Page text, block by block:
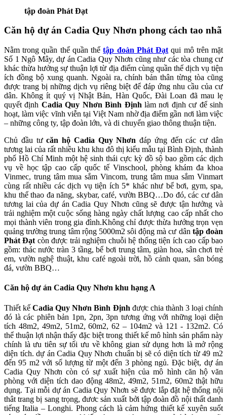
tập đoàn Phát Đạt
Căn hộ dự án Cadia Quy Nhơn phong cách tao nhã
Nằm trong quần thể quần thểtập đoàn Phát Đạt qui mô trên mặt
Số 1 Ngô Mây, dự án Cadia Quy Nhơn cũng như các tòa chung cư
khác thừa hưởng sự thuận lợi từ địa điểm cùng quần thể dịch vụ tiện
ích đồng bộ xung quanh. Ngoài ra, chính bản thân từng tòa cũng
được trang bị những dịch vụ riêng biệt để đáp ứng nhu cầu của cư
dân. Không ít quý vị Nhật Bản, Hàn Quốc, Đài Loan đã mau lẹ
quyết định Cadia Quy Nhơn Bình Định làm nơi định cư để sinh
hoạt, làm việc vĩnh viễn tại Việt Nam nhờ địa điểm gần nơi làm việc
– những công ty, tập đoàn lớn, và di chuyển giao thông thuận tiện.
Chủ đầu tưcăn hộ Cadia Quy Nhơn đáp ứng đến các cư dân
tương lai của rất nhiều khu khu đô thị kiểu mẫu tại Bình Định, thành
phố Hồ Chí Minh một hệ sinh thái cực kỳ đồ sộ bao gồm các dịch
vụ về học tập cao cấp quốc tế Vinschool, phòng khám đa khoa
Vinmec, trung tâm mua sắm Vincom, trung tâm mua sắm Vinmart
cùng rất nhiều các dịch vụ tiện ích 5* khác như bể bơi, gym, spa,
khu thể thao đa năng, skybar, café, vườn BBQ…Do đó, các cư dân
tương lai của dự án Cadia Quy Nhơn cũng sẽ được tận hưởng và
trải nghiệm một cuộc sống hàng ngày chất lượng cao cấp nhất cho
mọi thành viên trong gia đình.Không chỉ được thừa hưởng trọn vẹn
quảng trường trung tâm rộng 5000m2 sôi động mà cư dân tập đoàn
Phát Đạt còn được trải nghiệm chuỗi hệ thống tiện ích cao cấp bao
gồm: thác nước tràn 3 tầng, bể bơi trung tâm, giàn hoa, sân chơi trẻ
em, vườn nghệ thuật, khu café ngoài trời, hồ cảnh quan, sân bóng
đá, vườn BBQ…
Căn hộ dự án Cadia Quy Nhơn khu hạng A
Thiết kếCadia Quy Nhơn Bình Định được chia thành 3 loại chính
đó là các phiên bản 1pn, 2pn, 3pn tương ứng với những loại diện
tích 48m2, 49m2, 51m2, 60m2, 62 – 104m2 và 121 - 132m2. Có
thể thuận lợi nhận thấy đặc biệt trong thiết kế mô hình sản phẩm này
chính là ưu tiên sự tối ưu về không gian sử dụng hơn là mở rộng
diện tích. dự án Cadia Quy Nhơn chuẩn bị sẽ có diện tích từ 49 m2
đến 95 m2 với số lượng từ một đến 3 phòng ngủ. Đặc biệt, dự án
Cadia Quy Nhơn còn có sự xuất hiện của mô hình căn hộ văn
phòng với diện tích dao động 48m2, 49m2, 51m2, 60m2 thật hữu
dụng. Tại mỗi dự án Cadia Quy Nhơn sẽ được lắp đặt hệ thống nội
thât trang bị sang trọng, đươc sản xuất bởi tập đoàn đồ nội thất danh
tiếng Italia – Longhi. Phong cách là cảm hứng thiết kế xuyên suốt